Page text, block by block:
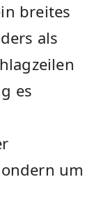
breites
als
es
um